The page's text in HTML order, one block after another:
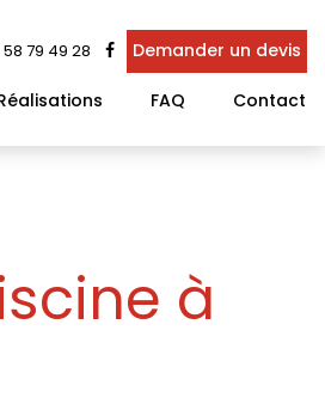
79 49 28 Demander un devis
FAQ Contact
à